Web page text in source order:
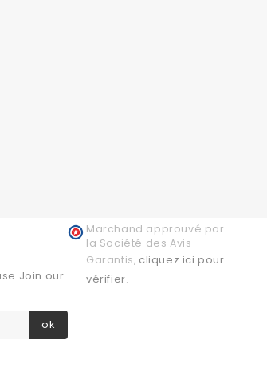
Join our
ok
Marchand approuvé par
la Société des Avis
Garantis, cliquez ici pour
vérifier.